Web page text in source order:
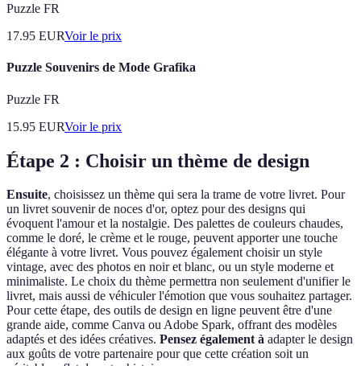
Puzzle FR
17.95 EURVoir le prix
Puzzle Souvenirs de Mode Grafika
Puzzle FR
15.95 EURVoir le prix
Étape 2 : Choisir un thème de design
Ensuite, choisissez un thème qui sera la trame de votre livret. Pour
un livret souvenir de noces d'or, optez pour des designs qui
évoquent l'amour et la nostalgie. Des palettes de couleurs chaudes,
comme le doré, le crème et le rouge, peuvent apporter une touche
élégante à votre livret. Vous pouvez également choisir un style
vintage, avec des photos en noir et blanc, ou un style moderne et
minimaliste. Le choix du thème permettra non seulement d'unifier le
livret, mais aussi de véhiculer l'émotion que vous souhaitez partager.
Pour cette étape, des outils de design en ligne peuvent être d'une
grande aide, comme Canva ou Adobe Spark, offrant des modèles
adaptés et des idées créatives. Pensez également à adapter le design
aux goûts de votre partenaire pour que cette création soit un